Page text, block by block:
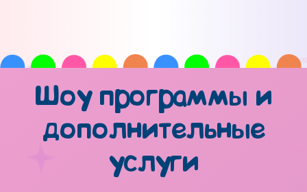
Шоу программы и
дополнительные
услуги